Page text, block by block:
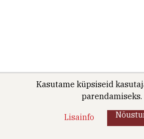
Kasutame küpsiseid
parendamiseks.
Lisainfo